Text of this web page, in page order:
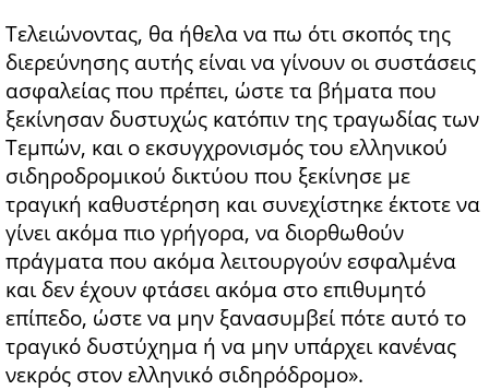
Τελειώνοντας, θα ήθελα να πω ότι σκοπός της
διερεύνησης αυτής είναι να γίνουν οι συστάσεις
ασφαλείας που πρέπει, ώστε τα βήματα που
ξεκίνησαν δυστυχώς κατόπιν της τραγωδίας των
Τεμπών, και ο εκσυγχρονισμός του ελληνικού
σιδηροδρομικού δικτύου που ξεκίνησε με
τραγική καθυστέρηση και συνεχίστηκε έκτοτε να
γίνει ακόμα πιο γρήγορα, να διορθωθούν
πράγματα που ακόμα λειτουργούν εσφαλμένα
και δεν έχουν φτάσει ακόμα στο επιθυμητό
επίπεδο, ώστε να μην ξανασυμβεί πότε αυτό το
τραγικό δυστύχημα ή να μην υπάρχει κανένας
νεκρός στον ελληνικό σιδηρόδρομο».